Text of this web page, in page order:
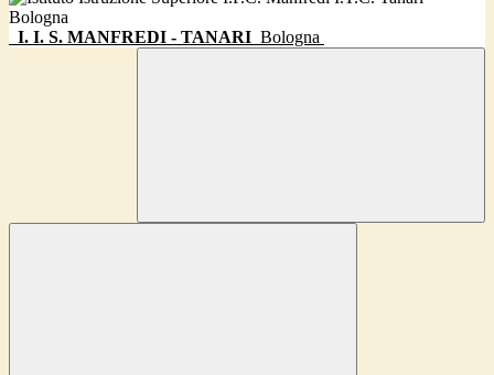
I. I. S. MANFREDI - TANARI Bologna